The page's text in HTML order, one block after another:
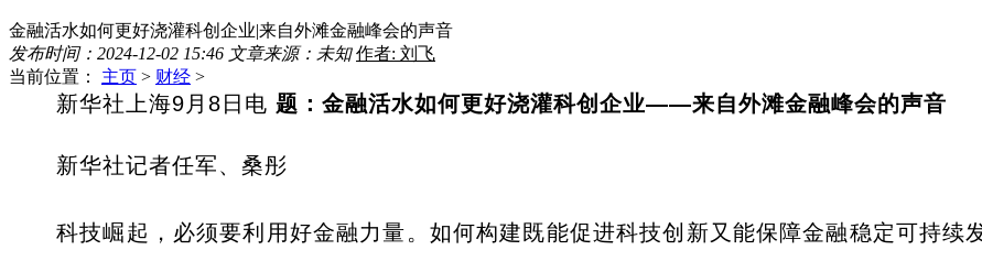
金融活水如何更好浇灌科创企业|来自外滩金融峰会的声音
发布时间：2024-12-02 15:46 文章来源：未知 作者: 刘飞
当前位置： 主页 > 财经 >
新华社上海9月8日电 题：金融活水如何更好浇灌科创企业——来自外滩金融峰会的声音
新华社记者任军、桑彤
科技崛起，必须要利用好金融力量。如何构建既能促进科技创新又能保障金融稳定可持